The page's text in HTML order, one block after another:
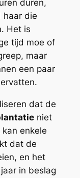
duren,
haar die
Het is
tijd moe of
maar
een paar
dat de
niet
enkele
dat de
en het
in beslag